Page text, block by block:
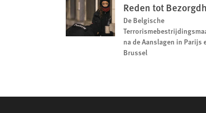
Reden tot
De Belgische
na de Aanslagen in Parijs
Brussel